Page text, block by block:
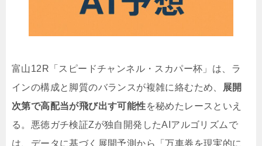
富山12R「スピードチャンネル・スカパー杯」は、ラ
インの構成と脚質のバランスが複雑に絡むため、
展開
次第で高配当が飛び出す可能性を秘めたレースといえ
る。悪徳ガチ検証Zが独自開発したAIアルゴリズムで
は、データに基づく展開予測から「万車券を現実的に